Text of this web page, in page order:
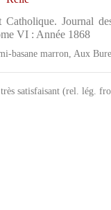
Journal
VI : Année 1868
basane marron, Aux
satisfaisant (rel. lég.